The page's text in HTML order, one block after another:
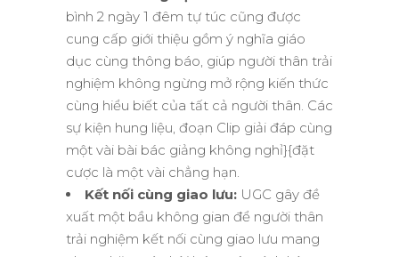
bình 2 ngày 1 đêm tự túc cũng được
cung cấp giới thiệu gồm ý nghĩa giáo
dục cùng thông báo, giúp người thân trải
nghiệm không ngừng mở rộng kiến thức
cùng hiểu biết của tất cả người thân. Các
sự kiện hung liệu, đoạn Clip giải đáp cùng
một vài bài bác giảng không nghỉ}{đặt
cược là một vài chẳng hạn.
Kết nối cùng giao lưu: UGC gây đề
xuất một bầu không gian để người thân
trải nghiệm kết nối cùng giao lưu mang